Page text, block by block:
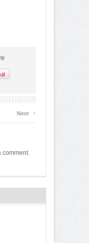
Next ›
comment.